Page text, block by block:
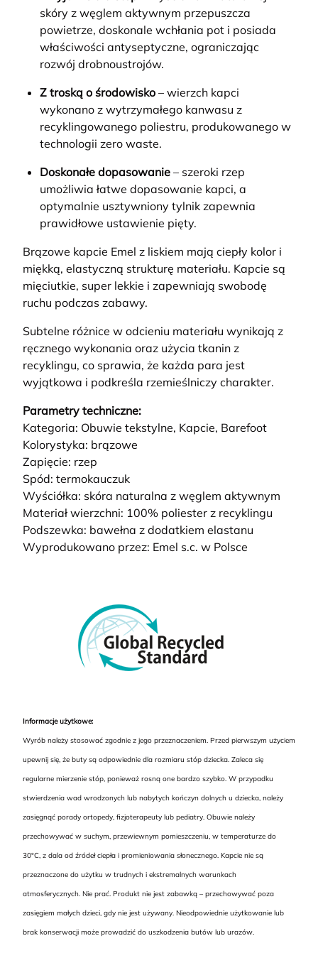
skóry z węglem aktywnym przepuszcza
powietrze, doskonale wchłania pot i posiada
właściwości antyseptyczne, ograniczając
rozwój drobnoustrojów.
Z troską o środowisko – wierzch kapci
wykonano z wytrzymałego kanwasu z
recyklingowanego poliestru, produkowanego w
technologii zero waste.
Doskonałe dopasowanie – szeroki rzep
umożliwia łatwe dopasowanie kapci, a
optymalnie usztywniony tylnik zapewnia
prawidłowe ustawienie pięty.
Brązowe kapcie Emel z liskiem mają ciepły kolor i
miękką, elastyczną strukturę materiału. Kapcie są
mięciutkie, super lekkie i zapewniają swobodę
ruchu podczas zabawy.
Subtelne różnice w odcieniu materiału wynikają z
ręcznego wykonania oraz użycia tkanin z
recyklingu, co sprawia, że każda para jest
wyjątkowa i podkreśla rzemieślniczy charakter.
Parametry techniczne:
Kategoria: Obuwie tekstylne, Kapcie, Barefoot
Kolorystyka: brązowe
Zapięcie: rzep
Spód: termokauczuk
Wyściółka: skóra naturalna z węglem aktywnym
Materiał wierzchni: 100% poliester z recyklingu
Podszewka: bawełna z dodatkiem elastanu
Wyprodukowano przez: Emel s.c. w Polsce
Informacje użytkowe:
Wyrób należy stosować zgodnie z jego przeznaczeniem. Przed pierwszym użyciem
upewnij się, że buty są odpowiednie dla rozmiaru stóp dziecka. Zaleca się
regularne mierzenie stóp, ponieważ rosną one bardzo szybko. W przypadku
stwierdzenia wad wrodzonych lub nabytych kończyn dolnych u dziecka, należy
zasięgnąć porady ortopedy, fizjoterapeuty lub pediatry. Obuwie należy
przechowywać w suchym, przewiewnym pomieszczeniu, w temperaturze do
30°C, z dala od źródeł ciepła i promieniowania słonecznego. Kapcie nie są
przeznaczone do użytku w trudnych i ekstremalnych warunkach
atmosferycznych. Nie prać. Produkt nie jest zabawką – przechowywać poza
zasięgiem małych dzieci, gdy nie jest używany. Nieodpowiednie użytkowanie lub
brak konserwacji może prowadzić do uszkodzenia butów lub urazów.